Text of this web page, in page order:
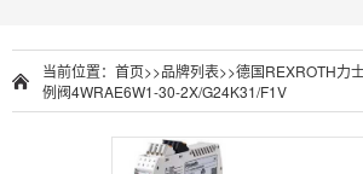
当前位置： 首页>>品牌列表>>德国REXROTH力
例阀4WRAE6W1-30-2X/G24K31/F1V